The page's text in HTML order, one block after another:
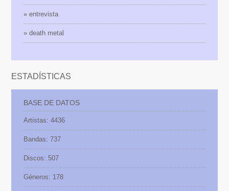
» entrevista
» death metal
ESTADÍSTICAS
BASE DE DATOS
Artistas: 4436
Bandas: 737
Discos: 507
Géneros: 178